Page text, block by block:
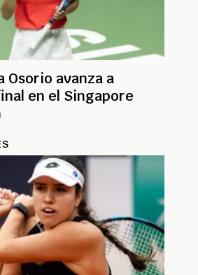
Osorio avanza a
en el Singapore